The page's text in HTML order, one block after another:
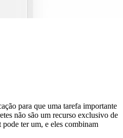
para que uma tarefa importante
não são um recurso exclusivo de
ter um, e eles combinam